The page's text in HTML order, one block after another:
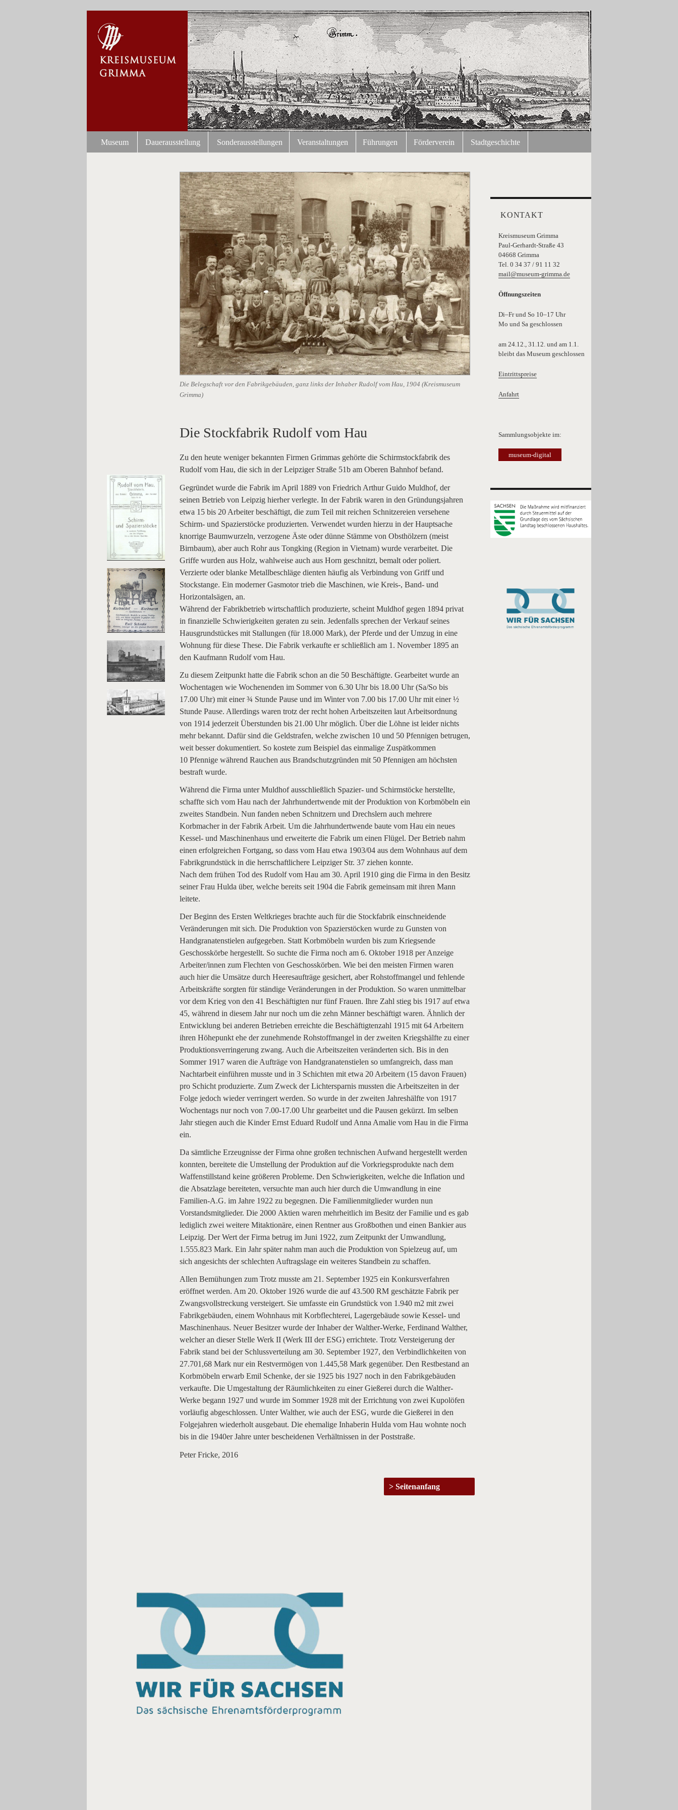
Museum Dauerausstellung Sonderausstellungen Veranstaltungen Führungen Förderverein Stadtgeschichte
Die Belegschaft vor den Fabrikgebäuden, ganz links der Inhaber Rudolf vom Hau, 1904 (Kreismuseum
Grimma)
Die Stockfabrik Rudolf vom Hau
Zu den heute weniger bekannten Firmen Grimmas gehörte die Schirmstockfabrik des
Rudolf vom Hau, die sich in der Leipziger Straße 51b am Oberen Bahnhof befand.
Gegründet wurde die Fabrik im April 1889 von Friedrich Arthur Guido Muldhof, der
seinen Betrieb von Leipzig hierher verlegte. In der Fabrik waren in den Gründungsjahren
etwa 15 bis 20 Arbeiter beschäftigt, die zum Teil mit reichen Schnitzereien versehene
Schirm- und Spazierstöcke produzierten. Verwendet wurden hierzu in der Hauptsache
knorrige Baumwurzeln, verzogene Äste oder dünne Stämme von Obsthölzern (meist
Birnbaum), aber auch Rohr aus Tongking (Region in Vietnam) wurde verarbeitet. Die
Griffe wurden aus Holz, wahlweise auch aus Horn geschnitzt, bemalt oder poliert.
Verzierte oder blanke Metallbeschläge dienten häufig als Verbindung von Griff und
Stockstange. Ein moderner Gasmotor trieb die Maschinen, wie Kreis-, Band- und
Horizontalsägen, an.
Während der Fabrikbetrieb wirtschaftlich produzierte, scheint Muldhof gegen 1894 privat
in finanzielle Schwierigkeiten geraten zu sein. Jedenfalls sprechen der Verkauf seines
Hausgrundstückes mit Stallungen (für 18.000 Mark), der Pferde und der Umzug in eine
Wohnung für diese These. Die Fabrik verkaufte er schließlich am 1. November 1895 an
den Kaufmann Rudolf vom Hau.
Zu diesem Zeitpunkt hatte die Fabrik schon an die 50 Beschäftigte. Gearbeitet wurde an
Wochentagen wie Wochenenden im Sommer von 6.30 Uhr bis 18.00 Uhr (Sa/So bis
17.00 Uhr) mit einer ¾ Stunde Pause und im Winter von 7.00 bis 17.00 Uhr mit einer ½
Stunde Pause. Allerdings waren trotz der recht hohen Arbeitszeiten laut Arbeitsordnung
von 1914 jederzeit Überstunden bis 21.00 Uhr möglich. Über die Löhne ist leider nichts
mehr bekannt. Dafür sind die Geldstrafen, welche zwischen 10 und 50 Pfennigen betrugen,
weit besser dokumentiert. So kostete zum Beispiel das einmalige Zuspätkommen
10 Pfennige während Rauchen aus Brandschutzgründen mit 50 Pfennigen am höchsten
bestraft wurde.
Während die Firma unter Muldhof ausschließlich Spazier- und Schirmstöcke herstellte,
schaffte sich vom Hau nach der Jahrhundertwende mit der Produktion von Korbmöbeln ein
zweites Standbein. Nun fanden neben Schnitzern und Drechslern auch mehrere
Korbmacher in der Fabrik Arbeit. Um die Jahrhundertwende baute vom Hau ein neues
Kessel- und Maschinenhaus und erweiterte die Fabrik um einen Flügel. Der Betrieb nahm
einen erfolgreichen Fortgang, so dass vom Hau etwa 1903/04 aus dem Wohnhaus auf dem
Fabrikgrundstück in die herrschaftlichere Leipziger Str. 37 ziehen konnte.
Nach dem frühen Tod des Rudolf vom Hau am 30. April 1910 ging die Firma in den Besitz
seiner Frau Hulda über, welche bereits seit 1904 die Fabrik gemeinsam mit ihren Mann
leitete.
Der Beginn des Ersten Weltkrieges brachte auch für die Stockfabrik einschneidende
Veränderungen mit sich. Die Produktion von Spazierstöcken wurde zu Gunsten von
Handgranatenstielen aufgegeben. Statt Korbmöbeln wurden bis zum Kriegsende
Geschosskörbe hergestellt. So suchte die Firma noch am 6. Oktober 1918 per Anzeige
Arbeiter/innen zum Flechten von Geschosskörben. Wie bei den meisten Firmen waren
auch hier die Umsätze durch Heeresaufträge gesichert, aber Rohstoffmangel und fehlende
Arbeitskräfte sorgten für ständige Veränderungen in der Produktion. So waren unmittelbar
vor dem Krieg von den 41 Beschäftigten nur fünf Frauen. Ihre Zahl stieg bis 1917 auf etwa
45, während in diesem Jahr nur noch um die zehn Männer beschäftigt waren. Ähnlich der
Entwicklung bei anderen Betrieben erreichte die Beschäftigtenzahl 1915 mit 64 Arbeitern
ihren Höhepunkt ehe der zunehmende Rohstoffmangel in der zweiten Kriegshälfte zu einer
Produktionsverringerung zwang. Auch die Arbeitszeiten veränderten sich. Bis in den
Sommer 1917 waren die Aufträge von Handgranatenstielen so umfangreich, dass man
Nachtarbeit einführen musste und in 3 Schichten mit etwa 20 Arbeitern (15 davon Frauen)
pro Schicht produzierte. Zum Zweck der Lichtersparnis mussten die Arbeitszeiten in der
Folge jedoch wieder verringert werden. So wurde in der zweiten Jahreshälfte von 1917
Wochentags nur noch von 7.00-17.00 Uhr gearbeitet und die Pausen gekürzt. Im selben
Jahr stiegen auch die Kinder Ernst Eduard Rudolf und Anna Amalie vom Hau in die Firma
ein.
Da sämtliche Erzeugnisse der Firma ohne großen technischen Aufwand hergestellt werden
konnten, bereitete die Umstellung der Produktion auf die Vorkriegsprodukte nach dem
Waffenstillstand keine größeren Probleme. Den Schwierigkeiten, welche die Inflation und
die Absatzlage bereiteten, versuchte man auch hier durch die Umwandlung in eine
Familien-A.G. im Jahre 1922 zu begegnen. Die Familienmitglieder wurden nun
Vorstandsmitglieder. Die 2000 Aktien waren mehrheitlich im Besitz der Familie und es gab
lediglich zwei weitere Mitaktionäre, einen Rentner aus Großbothen und einen Bankier aus
Leipzig. Der Wert der Firma betrug im Juni 1922, zum Zeitpunkt der Umwandlung,
1.555.823 Mark. Ein Jahr später nahm man auch die Produktion von Spielzeug auf, um
sich angesichts der schlechten Auftragslage ein weiteres Standbein zu schaffen.
Allen Bemühungen zum Trotz musste am 21. September 1925 ein Konkursverfahren
eröffnet werden. Am 20. Oktober 1926 wurde die auf 43.500 RM geschätzte Fabrik per
Zwangsvollstreckung versteigert. Sie umfasste ein Grundstück von 1.940 m2 mit zwei
Fabrikgebäuden, einem Wohnhaus mit Korbflechterei, Lagergebäude sowie Kessel- und
Maschinenhaus. Neuer Besitzer wurde der Inhaber der Walther-Werke, Ferdinand Walther,
welcher an dieser Stelle Werk II (Werk III der ESG) errichtete. Trotz Versteigerung der
Fabrik stand bei der Schlussverteilung am 30. September 1927, den Verbindlichkeiten von
27.701,68 Mark nur ein Restvermögen von 1.445,58 Mark gegenüber. Den Restbestand an
Korbmöbeln erwarb Emil Schenke, der sie 1925 bis 1927 noch in den Fabrikgebäuden
verkaufte. Die Umgestaltung der Räumlichkeiten zu einer Gießerei durch die Walther-
Werke begann 1927 und wurde im Sommer 1928 mit der Errichtung von zwei Kupolöfen
vorläufig abgeschlossen. Unter Walther, wie auch der ESG, wurde die Gießerei in den
Folgejahren wiederholt ausgebaut. Die ehemalige Inhaberin Hulda vom Hau wohnte noch
bis in die 1940er Jahre unter bescheidenen Verhältnissen in der Poststraße.
Peter Fricke, 2016
Seitenanfang
KONTAKT
Kreismuseum Grimma
Paul-Gerhardt-Straße 43
04668 Grimma
Tel. 0 34 37 / 91 11 32
mail@museum-grimma.de
Öffnungszeiten
Di–Fr und So 10–17 Uhr
Mo und Sa geschlossen
am 24.12., 31.12. und am 1.1.
bleibt das Museum geschlossen
Eintrittspreise
Anfahrt
Sammlungsobjekte im:
museum-digital